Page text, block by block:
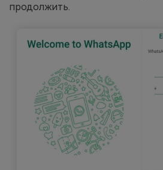
продолжить.